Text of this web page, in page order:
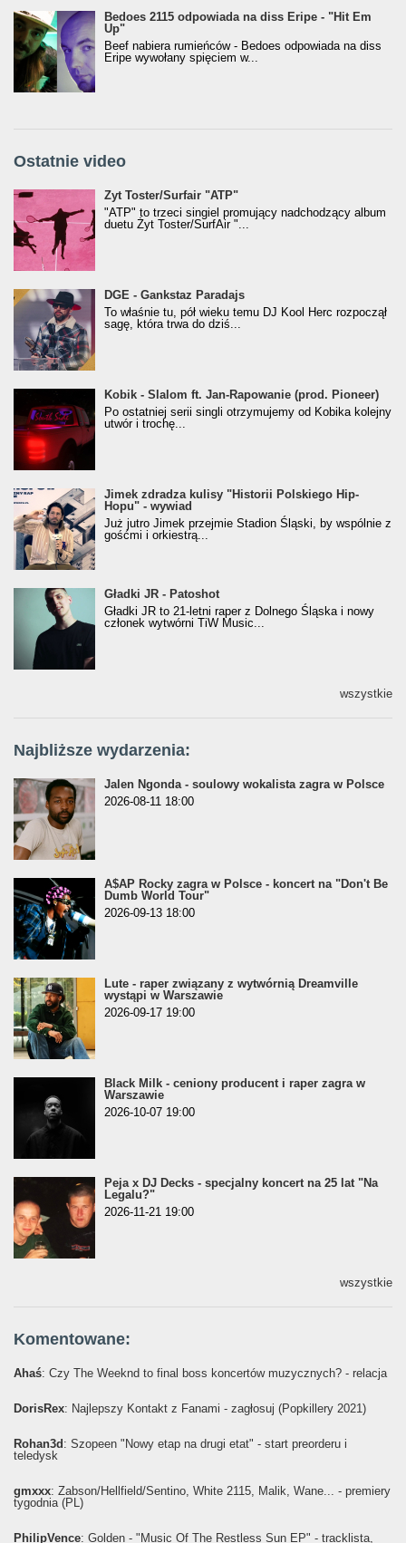
Bedoes 2115 odpowiada na diss Eripe - "Hit Em
Up"
Beef nabiera rumieńców - Bedoes odpowiada na diss
Eripe wywołany spięciem w...
Ostatnie video
Żyt Toster/SurfAir - ATP VIDEO
Żyt Toster/Surfair "ATP"
"ATP" to trzeci singiel promujący nadchodzący album
duetu Żyt Toster/SurfAir "...
donGURALesko z nagrodą za
Klasyczny/Trueschoolowy Album Roku
(Popkillery 2023)
DGE - Gankstaz Paradajs
To właśnie tu, pół wieku temu DJ Kool Herc rozpoczął
sagę, która trwa do dziś...
Kobik - Slalom ft. Jan-Rapowanie (prod. Pioneer)
[Official Music Visualiser]
Kobik - Slalom ft. Jan-Rapowanie (prod. Pioneer)
Po ostatniej serii singli otrzymujemy od Kobika kolejny
utwór i trochę...
Jimek zdradza kulisy "Historii Polskiego Hip-
Hopu" - wywiad
Jimek zdradza kulisy "Historii Polskiego Hip-
Hopu" - wywiad
Już jutro Jimek przejmie Stadion Śląski, by wspólnie z
gośćmi i orkiestrą...
Gładki JR - Patoshot
Gładki JR - Patoshot
Gładki JR to 21-letni raper z Dolnego Śląska i nowy
członek wytwórni TiW Music...
wszystkie
Najbliższe wydarzenia:
Jalen Ngonda - soulowy wokalista zagra w Polsce
2026-08-11 18:00
A$AP Rocky zagra w Polsce - koncert na "Don't Be
Dumb World Tour"
2026-09-13 18:00
Lute - raper związany z wytwórnią Dreamville
wystąpi w Warszawie
2026-09-17 19:00
Black Milk - ceniony producent i raper zagra w
Warszawie
2026-10-07 19:00
Peja x DJ Decks - specjalny koncert na 25 lat "Na
Legalu?"
2026-11-21 19:00
wszystkie
Komentowane:
Ahaś: Czy The Weeknd to final boss koncertów muzycznych? - relacja
DorisRex: Najlepszy Kontakt z Fanami - zagłosuj (Popkillery 2021)
Rohan3d : Szopeen "Nowy etap na drugi etat" - start preorderu i
teledysk
gmxxx: Żabson/Hellfield/Sentino, White 2115, Malik, Wane... - premiery
tygodnia (PL)
PhilipVence: Golden - "Music Of The Restless Sun EP" - tracklista,